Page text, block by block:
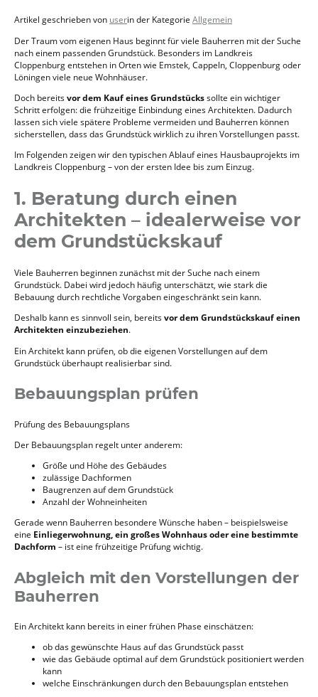
Artikel geschrieben von userin der Kategorie Allgemein
Der Traum vom eigenen Haus beginnt für viele Bauherren mit der Suche
nach einem passenden Grundstück. Besonders im Landkreis
Cloppenburg entstehen in Orten wie Emstek, Cappeln, Cloppenburg oder
Löningen viele neue Wohnhäuser.
Doch bereitsvor dem Kauf eines Grundstückssollte ein wichtiger
Schritt erfolgen: die frühzeitige Einbindung eines Architekten. Dadurch
lassen sich viele spätere Probleme vermeiden und Bauherren können
sicherstellen, dass das Grundstück wirklich zu ihren Vorstellungen passt.
Im Folgenden zeigen wir den typischen Ablauf eines Hausbauprojekts im
Landkreis Cloppenburg – von der ersten Idee bis zum Einzug.
1. Beratung durch einen
Architekten – idealerweise vor
dem Grundstückskauf
Viele Bauherren beginnen zunächst mit der Suche nach einem
Grundstück. Dabei wird jedoch häufig unterschätzt, wie stark die
Bebauung durch rechtliche Vorgaben eingeschränkt sein kann.
Deshalb kann es sinnvoll sein, bereitsvor dem Grundstückskauf einen
Architekten einzubeziehen.
Ein Architekt kann prüfen, ob die eigenen Vorstellungen auf dem
Grundstück überhaupt realisierbar sind.
Bebauungsplan prüfen
Prüfung des Bebauungsplans
Der Bebauungsplan regelt unter anderem:
Größe und Höhe des Gebäudes
zulässige Dachformen
Baugrenzen auf dem Grundstück
Anzahl der Wohneinheiten
Gerade wenn Bauherren besondere Wünsche haben – beispielsweise
eine Einliegerwohnung, ein großes Wohnhaus oder eine bestimmte
Dachform – ist eine frühzeitige Prüfung wichtig.
Abgleich mit den Vorstellungen der
Bauherren
Ein Architekt kann bereits in einer frühen Phase einschätzen:
ob das gewünschte Haus auf das Grundstück passt
wie das Gebäude optimal auf dem Grundstück positioniert werden
kann
welche Einschränkungen durch den Bebauungsplan entstehen